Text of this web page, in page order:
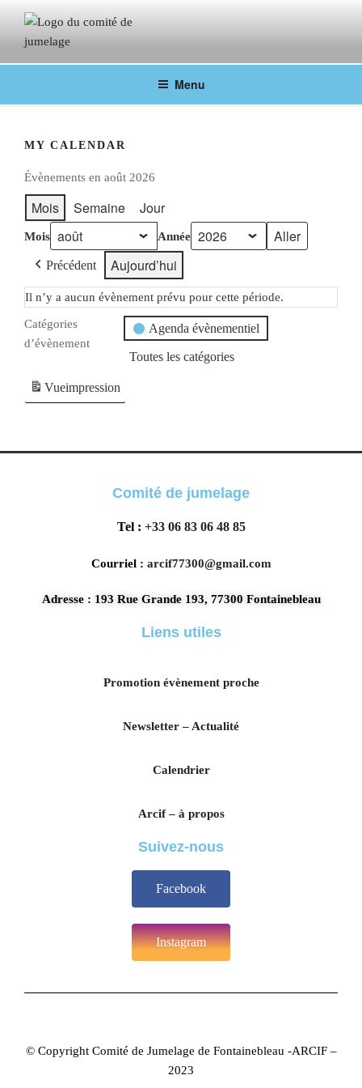
COMITÉ DE JUMELAGE DE
FONTAINEBLEAU
Menu
MY CALENDAR
Évènements en août 2026
Mois Semaine Jour
Mois Année
Précédent Aujourd’hui
Il n’y a aucun évènement prévu pour cette période.
Catégories
d’évènement
Agenda évènementiel
Toutes les catégories
Vueimpression
Comité de jumelage
Tel : +33 06 83 06 48 85
Courriel : arcif77300@gmail.com
Adresse : 193 Rue Grande 193, 77300 Fontainebleau
Liens utiles
Promotion évènement proche
Newsletter – Actualité
Calendrier
Arcif – à propos
Suivez-nous
Facebook
Instagram
© Copyright Comité de Jumelage de Fontainebleau -ARCIF –
2023